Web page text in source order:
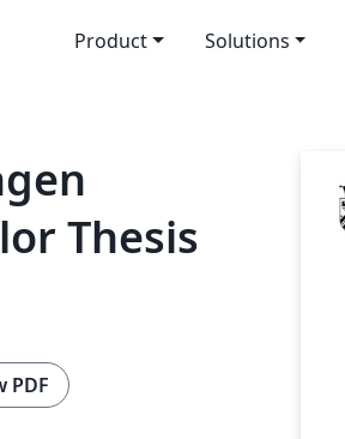
Product Solutions
Thesis
PDF